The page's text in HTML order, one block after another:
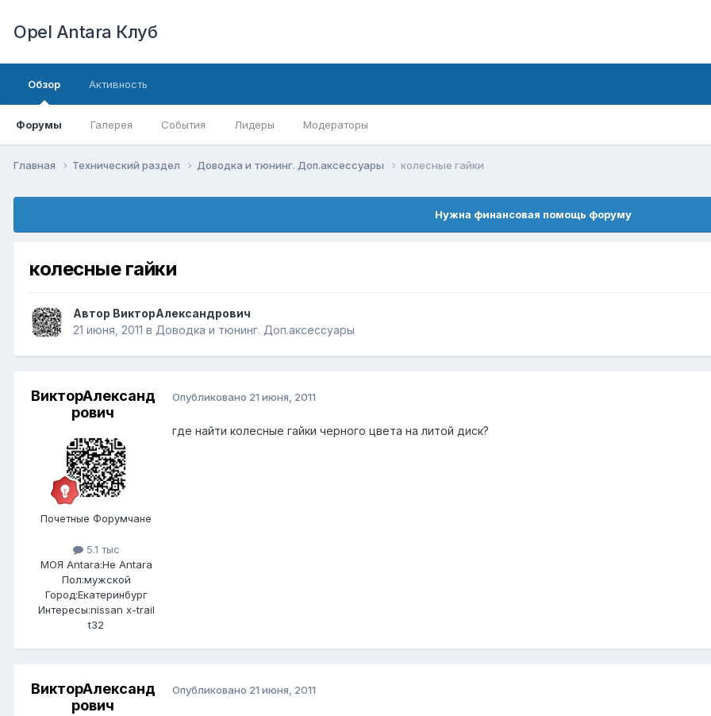
Opel Antara Клуб
Обзор
Форумы Галерея События Лидеры Модераторы
Активность
Главная Технический раздел Доводка и тюнинг. Доп.аксессуары колесные гайки
Нужна финансовая помощь форуму
колесные гайки
Автор ВикторАлександрович
21 июня, 2011 в Доводка и тюнинг. Доп.аксессуары
ВикторАлександ
рович
Почетные Форумчане
5.1 тыс
МОЯ Antara:Не Antara
Пол:мужской
Город:Екатеринбург
Интересы:nissan x-trail
t32
Опубликовано 21 июня, 2011
где найти колесные гайки черного цвета на литой диск?
ВикторАлександ
рович
Опубликовано 21 июня, 2011